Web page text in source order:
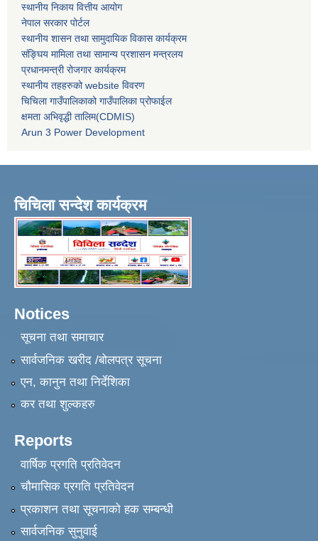
स्थानीय निकाय वित्तीय आयोग
नेपाल सरकार पोर्टल
स्थानीय शासन तथा सामुदायिक विकास कार्यक्रम
संङ्घिय मामिला तथा सामान्य प्रशासन मन्त्रलय
प्रधानमन्त्री रोजगार कार्यक्रम
स्थानीय तहहरुको website विवरण
चिचिला गाउँपालिकाको गाउँपालिका प्रोफाईल
क्षमता अभिवृद्धी तालिम(CDMIS)
Arun 3 Power Development
चिचिला सन्देश कार्यक्रम
Notices
सूचना तथा समाचार
सार्वजनिक खरीद /बोलपत्र सूचना
एन, कानुन तथा निर्देशिका
कर तथा शुल्कहरु
Reports
वार्षिक प्रगति प्रतिवेदन
चौमासिक प्रगति प्रतिवेदन
प्रकाशन तथा सूचनाको हक सम्बन्धी
सार्वजनिक सुनुवाई